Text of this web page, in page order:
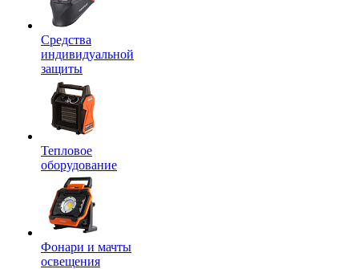
Средства
индивидуальной
защиты
Тепловое
оборудование
Фонари и мачты
освещения